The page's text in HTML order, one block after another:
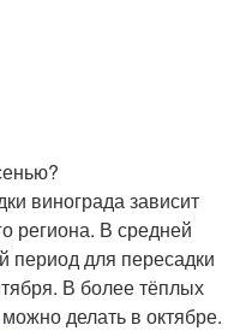
винограда зависит
региона. В средней
период для пересадки
В более тёплых
делать в октябре.